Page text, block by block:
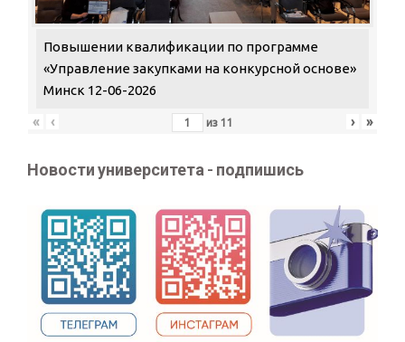
Повышении квалификации по программе
«Управление закупками на конкурсной основе»
Минск 12-06-2026
« ‹ из 11 › »
Новости университета - подпишись